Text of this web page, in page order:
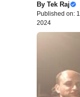
By Tek Raj
Published on:
2024